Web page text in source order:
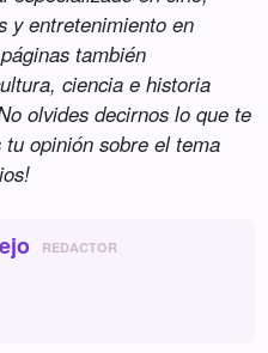
y entretenimiento en
también
ciencia e historia
olvides decirnos lo que te
opinión sobre el tema
REDACTOR